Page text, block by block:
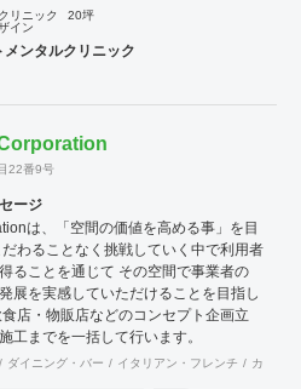
リニック
20坪
イン
メンタルクリニック
22番9号
ージ
は、「空間の価値を高める事」を目
わることなく挑戦していく中で利用者
ることを通じて その空間で事業者の
展を実感していただけることを目指し
店・物販店などのコンセプト企画立
工までを一括して行います。
ダイニング・バー イタリアン・フレンチ カフェ